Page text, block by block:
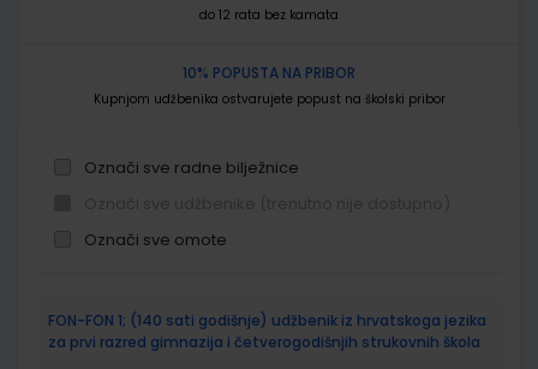
do 12 rata bez kamata
10% POPUSTA NA PRIBOR
Kupnjom udžbenika ostvarujete popust na školski pribor
Označi sve radne bilježnice
Označi sve omote
proizvodi
FON-FON 1; (140 sati godišnje) udžbenik iz hrvatskoga jezika
za prvi razred gimnazija i četverogodišnjih strukovnih škola